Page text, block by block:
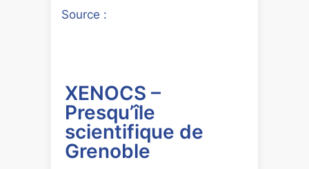
Source :
XENOCS –
Presqu’île
scientifique de
Grenoble